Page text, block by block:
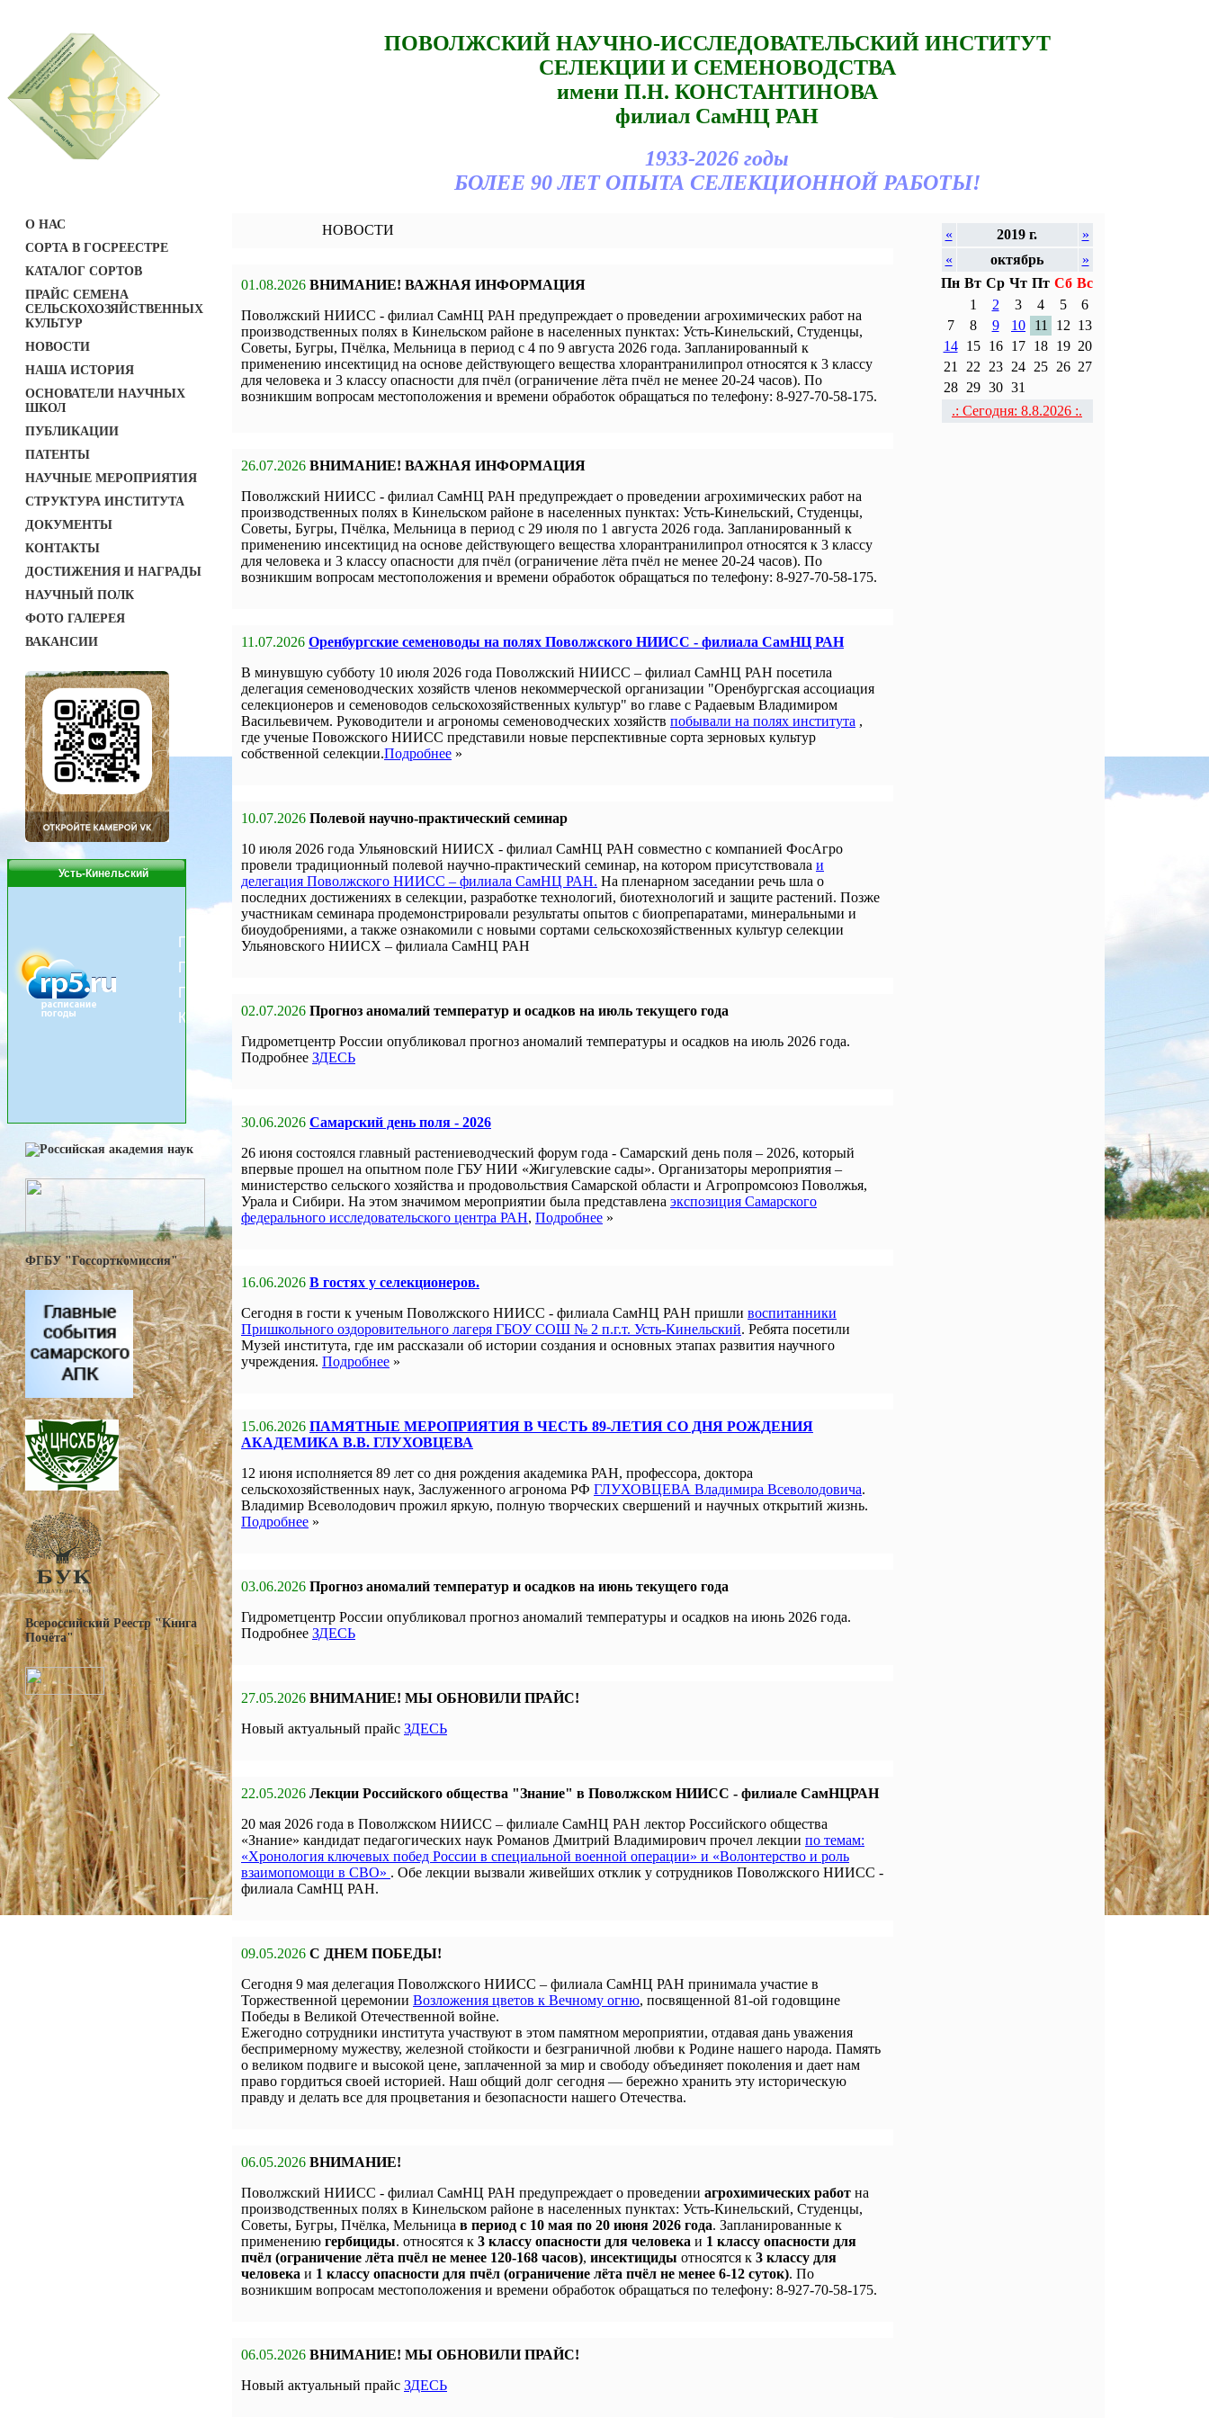
ПОВОЛЖСКИЙ НАУЧНО-ИССЛЕДОВАТЕЛЬСКИЙ ИНСТИТУТ
СЕЛЕКЦИИ И СЕМЕНОВОДСТВА
имени П.Н. КОНСТАНТИНОВА
филиал СамНЦ РАН
1933-2026 годы
БОЛЕЕ 90 ЛЕТ ОПЫТА СЕЛЕКЦИОННОЙ РАБОТЫ!
О НАС
СОРТА В ГОСРЕЕСТРЕ
КАТАЛОГ СОРТОВ
ПРАЙС СЕМЕНА
СЕЛЬСКОХОЗЯЙСТВЕННЫХ
КУЛЬТУР
НОВОСТИ
НАША ИСТОРИЯ
ОСНОВАТЕЛИ НАУЧНЫХ
ШКОЛ
ПУБЛИКАЦИИ
ПАТЕНТЫ
НАУЧНЫЕ МЕРОПРИЯТИЯ
СТРУКТУРА ИНСТИТУТА
ДОКУМЕНТЫ
КОНТАКТЫ
ДОСТИЖЕНИЯ И НАГРАДЫ
НАУЧНЫЙ ПОЛК
ФОТО ГАЛЕРЕЯ
ВАКАНСИИ
Усть-Кинельский
ФГБУ "Госсорткомиссия"
Всероссийский Реестр "Книга
Почёта"
НОВОСТИ « 2019 г.
»
«
октябрь
»
Пн Вт Ср Чт Пт Сб Вс
1
2 3 4 5
6
7
8 9 10 11 12 13
14
15 16 17 18 19 20
21
22 23 24 25 26 27
28
29 30 31
.: Сегодня: 8.8.2026 :.
01.08.2026 ВНИМАНИЕ! ВАЖНАЯ ИНФОРМАЦИЯ
Поволжский НИИСС - филиал СамНЦ РАН предупреждает о проведении агрохимических работ на
производственных полях в Кинельском районе в населенных пунктах: Усть-Кинельский, Студенцы,
Советы, Бугры, Пчёлка, Мельница в период с 4 по 9 августа 2026 года. Запланированный к
применению инсектицид на основе действующего вещества хлорантранилипрол относятся к 3 классу
для человека и 3 классу опасности для пчёл (ограничение лёта пчёл не менее 20-24 часов). По
возникшим вопросам местоположения и времени обработок обращаться по телефону: 8-927-70-58-175.
26.07.2026 ВНИМАНИЕ! ВАЖНАЯ ИНФОРМАЦИЯ
Поволжский НИИСС - филиал СамНЦ РАН предупреждает о проведении агрохимических работ на
производственных полях в Кинельском районе в населенных пунктах: Усть-Кинельский, Студенцы,
Советы, Бугры, Пчёлка, Мельница в период с 29 июля по 1 августа 2026 года. Запланированный к
применению инсектицид на основе действующего вещества хлорантранилипрол относятся к 3 классу
для человека и 3 классу опасности для пчёл (ограничение лёта пчёл не менее 20-24 часов). По
возникшим вопросам местоположения и времени обработок обращаться по телефону: 8-927-70-58-175.
11.07.2026 Оренбургские семеноводы на полях Поволжского НИИСС - филиала СамНЦ РАН
В минувшую субботу 10 июля 2026 года Поволжский НИИСС – филиал СамНЦ РАН посетила
делегация семеноводческих хозяйств членов некоммерческой организации "Оренбургская ассоциация
селекционеров и семеноводов сельскохозяйственных культур" во главе с Радаевым Владимиром
Васильевичем. Руководители и агрономы семеноводческих хозяйств побывали на полях института ,
где ученые Повожского НИИСС представили новые перспективные сорта зерновых культур
собственной селекции.Подробнее »
10.07.2026 Полевой научно-практический семинар
10 июля 2026 года Ульяновский НИИСХ - филиал СамНЦ РАН совместно с компанией ФосАгро
провели традиционный полевой научно-практический семинар, на котором присутствовала и
делегация Поволжского НИИСС – филиала СамНЦ РАН. На пленарном заседании речь шла о
последних достижениях в селекции, разработке технологий, биотехнологий и защите растений. Позже
участникам семинара продемонстрировали результаты опытов с биопрепаратами, минеральными и
биоудобрениями, а также ознакомили с новыми сортами сельскохозяйственных культур селекции
Ульяновского НИИСХ – филиала СамНЦ РАН
02.07.2026 Прогноз аномалий температур и осадков на июль текущего года
Гидрометцентр России опубликовал прогноз аномалий температуры и осадков на июль 2026 года.
Подробнее ЗДЕСЬ
30.06.2026 Самарский день поля - 2026
26 июня состоялся главный растениеводческий форум года - Самарский день поля – 2026, который
впервые прошел на опытном поле ГБУ НИИ «Жигулевские сады». Организаторы мероприятия –
министерство сельского хозяйства и продовольствия Самарской области и Агропромсоюз Поволжья,
Урала и Сибири. На этом значимом мероприятии была представлена экспозиция Самарского
федерального исследовательского центра РАН, Подробнее »
16.06.2026 В гостях у селекционеров.
Сегодня в гости к ученым Поволжского НИИСС - филиала СамНЦ РАН пришли воспитанники
Пришкольного оздоровительного лагеря ГБОУ СОШ № 2 п.г.т. Усть-Кинельский. Ребята посетили
Музей института, где им рассказали об истории создания и основных этапах развития научного
учреждения. Подробнее »
15.06.2026 ПАМЯТНЫЕ МЕРОПРИЯТИЯ В ЧЕСТЬ 89-ЛЕТИЯ СО ДНЯ РОЖДЕНИЯ
АКАДЕМИКА В.В. ГЛУХОВЦЕВА
12 июня исполняется 89 лет со дня рождения академика РАН, профессора, доктора
сельскохозяйственных наук, Заслуженного агронома РФ ГЛУХОВЦЕВА Владимира Всеволодовича.
Владимир Всеволодович прожил яркую, полную творческих свершений и научных открытий жизнь.
Подробнее »
03.06.2026 Прогноз аномалий температур и осадков на июнь текущего года
Гидрометцентр России опубликовал прогноз аномалий температуры и осадков на июнь 2026 года.
Подробнее ЗДЕСЬ
27.05.2026 ВНИМАНИЕ! МЫ ОБНОВИЛИ ПРАЙС!
Новый актуальный прайс ЗДЕСЬ
22.05.2026 Лекции Российского общества "Знание" в Поволжском НИИСС - филиале СамНЦРАН
20 мая 2026 года в Поволжском НИИСС – филиале СамНЦ РАН лектор Российского общества
«Знание» кандидат педагогических наук Романов Дмитрий Владимирович прочел лекции по темам:
«Хронология ключевых побед России в специальной военной операции» и «Волонтерство и роль
взаимопомощи в СВО» . Обе лекции вызвали живейших отклик у сотрудников Поволжского НИИСС -
филиала СамНЦ РАН.
09.05.2026 С ДНЕМ ПОБЕДЫ!
Сегодня 9 мая делегация Поволжского НИИСС – филиала СамНЦ РАН принимала участие в
Торжественной церемонии Возложения цветов к Вечному огню, посвященной 81-ой годовщине
Победы в Великой Отечественной войне.
Ежегодно сотрудники института участвуют в этом памятном мероприятии, отдавая дань уважения
беспримерному мужеству, железной стойкости и безграничной любви к Родине нашего народа. Память
о великом подвиге и высокой цене, заплаченной за мир и свободу объединяет поколения и дает нам
право гордиться своей историей. Наш общий долг сегодня — бережно хранить эту историческую
правду и делать все для процветания и безопасности нашего Отечества.
06.05.2026 ВНИМАНИЕ!
Поволжский НИИСС - филиал СамНЦ РАН предупреждает о проведении агрохимических работ на
производственных полях в Кинельском районе в населенных пунктах: Усть-Кинельский, Студенцы,
Советы, Бугры, Пчёлка, Мельница в период с 10 мая по 20 июня 2026 года. Запланированные к
применению гербициды. относятся к 3 классу опасности для человека и 1 классу опасности для
пчёл (ограничение лёта пчёл не менее 120-168 часов), инсектициды относятся к 3 классу для
человека и 1 классу опасности для пчёл (ограничение лёта пчёл не менее 6-12 суток). По
возникшим вопросам местоположения и времени обработок обращаться по телефону: 8-927-70-58-175.
06.05.2026 ВНИМАНИЕ! МЫ ОБНОВИЛИ ПРАЙС!
Новый актуальный прайс ЗДЕСЬ